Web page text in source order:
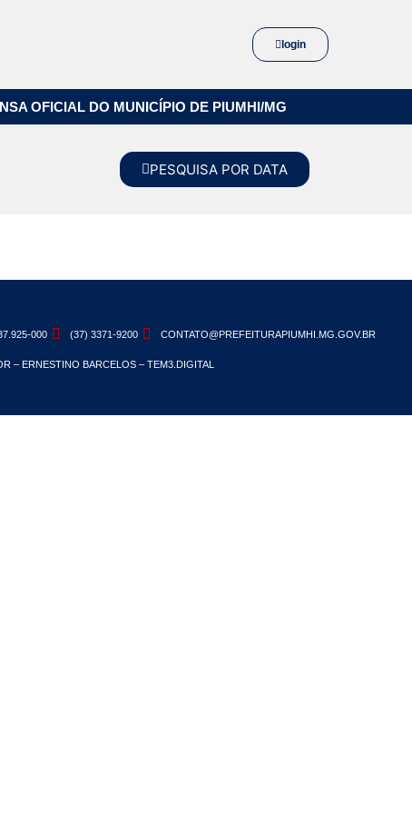
login
OFICIAL DO MUNICÍPIO DE PIUMHI/MG
PESQUISA POR DATA
000 (37) 3371-9200 CONTATO@PREFEITURAPIUMHI.MG.GOV.BR
– ERNESTINO BARCELOS – TEM3.DIGITAL